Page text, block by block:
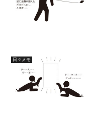
日々メモ